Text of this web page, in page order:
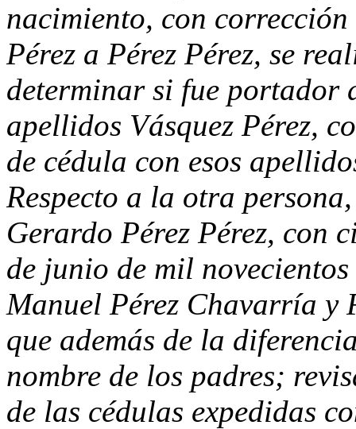
nacimiento, con
Pérez a Pérez Pérez, se
determinar si fue portador
apellidos Vásquez Pérez,
de cédula con esos
Respecto a la otra
Gerardo Pérez Pérez, con
de junio de mil
Manuel Pérez Chavarría y
que además de la
nombre de los padres;
de las cédulas expedidas